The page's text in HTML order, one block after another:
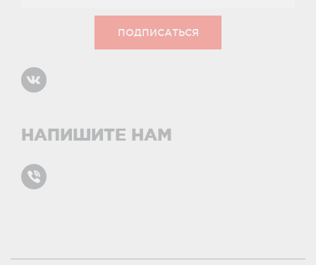
НАПИШИТЕ НАМ
условиями и принципами